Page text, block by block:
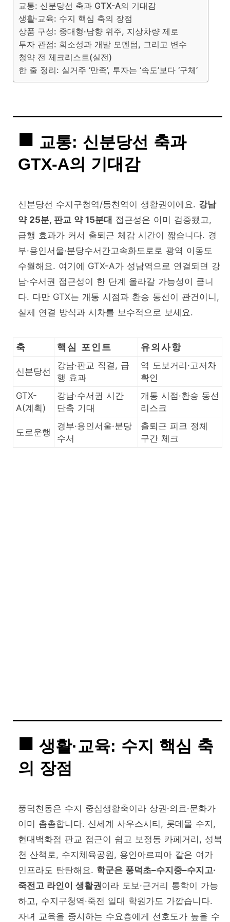
교통: 신분당선 축과 GTX-A의 기대감
생활·교육: 수지 핵심 축의 장점
상품 구성: 중대형·남향 위주, 지상차량 제로
투자 관점: 희소성과 개발 모멘텀, 그리고 변수
청약 전 체크리스트(실전)
한 줄 정리: 실거주 ‘만족’, 투자는 ‘속도’보다 ‘구체’
교통: 신분당선 축과
GTX-A의 기대감
신분당선 수지구청역/동천역이 생활권이에요. 강남
약 25분, 판교 약 15분대 접근성은 이미 검증됐고,
급행 효과가 커서 출퇴근 체감 시간이 짧습니다. 경
부·용인서울·분당수서간고속화도로로 광역 이동도
수월해요. 여기에 GTX-A가 성남역으로 연결되면 강
남·수서권 접근성이 한 단계 올라갈 가능성이 큽니
다. 다만 GTX는 개통 시점과 환승 동선이 관건이니,
실제 연결 방식과 시차를 보수적으로 보세요.
축 핵심 포인트 유의사항
신분당선
강남·판교 직결, 급
행 효과
역 도보거리·고저차
확인
GTX-
A(계획)
강남·수서권 시간
단축 기대
개통 시점·환승 동선
리스크
도로운행
경부·용인서울·분당
수서
출퇴근 피크 정체
구간 체크
생활·교육: 수지 핵심 축
의 장점
풍덕천동은 수지 중심생활축이라 상권·의료·문화가
이미 촘촘합니다. 신세계 사우스시티, 롯데몰 수지,
현대백화점 판교 접근이 쉽고 보정동 카페거리, 성복
천 산책로, 수지체육공원, 용인아르피아 같은 여가
인프라도 탄탄해요. 학군은 풍덕초–수지중–수지고·
죽전고 라인이 생활권이라 도보·근거리 통학이 가능
하고, 수지구청역·죽전 일대 학원가도 가깝습니다.
자녀 교육을 중시하는 수요층에게 선호도가 높을 수